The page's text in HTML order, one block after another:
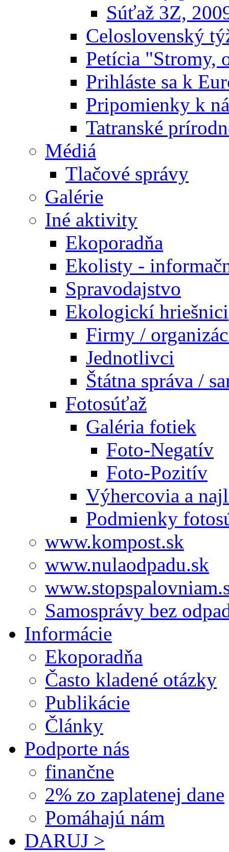
Súťaž 3Z,
Celoslovenský
Petícia "Stromy,
Prihláste sa k
Pripomienky k
Tatranské
Médiá
Tlačové správy
Galérie
Iné aktivity
Ekoporadňa
Ekolisty -
Spravodajstvo
Ekologickí hriešnici
Firmy /
Jednotlivci
Štátna správa /
Fotosúťaž
Galéria fotiek
Foto-Negatív
Foto-Pozitív
Výhercovia a
Podmienky
www.kompost.sk
www.nulaodpadu.sk
Samosprávy bez
Informácie
Ekoporadňa
Často kladené otázky
Publikácie
Články
Podporte nás
finančne
2% zo zaplatenej dane
Pomáhajú nám
DARUJ >